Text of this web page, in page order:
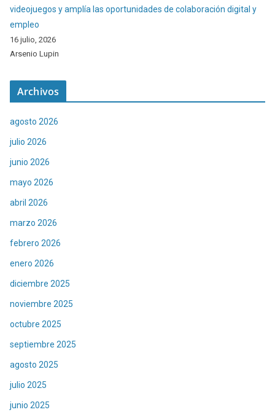
videojuegos y amplía las oportunidades de colaboración digital y
empleo
16 julio, 2026
Arsenio Lupin
Archivos
agosto 2026
julio 2026
junio 2026
mayo 2026
abril 2026
marzo 2026
febrero 2026
enero 2026
diciembre 2025
noviembre 2025
octubre 2025
septiembre 2025
agosto 2025
julio 2025
junio 2025